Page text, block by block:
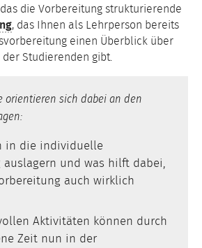
die Vorbereitung strukturierende
, das Ihnen als Lehrperson bereits
einen Überblick über
Studierenden gibt.
orientieren sich dabei an den
in die individuelle
auslagern und was hilft dabei,
auch wirklich
Aktivitäten können durch
Zeit nun in der